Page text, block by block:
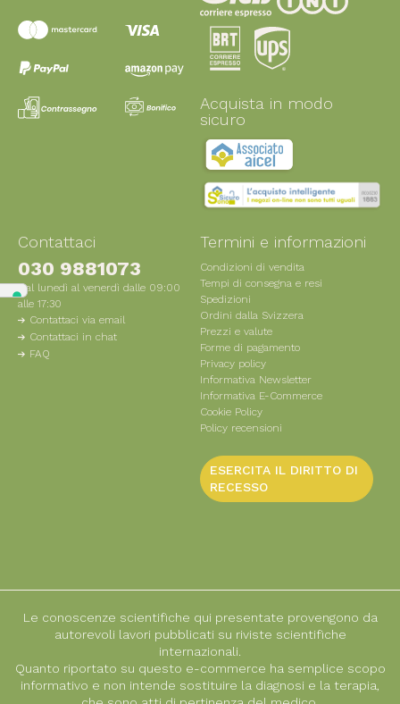
Acquista in modo
sicuro
Contattaci
030 9881073
Dal lunedì al venerdì dalle 09:00
alle 17:30
Contattaci via email
Contattaci in chat
FAQ
Termini e informazioni
Condizioni di vendita
Tempi di consegna e resi
Spedizioni
Ordini dalla Svizzera
Prezzi e valute
Forme di pagamento
Privacy policy
Informativa Newsletter
Informativa E-Commerce
Cookie Policy
Policy recensioni
ESERCITA IL DIRITTO DI
RECESSO
Le conoscenze scientifiche qui presentate provengono da
autorevoli lavori pubblicati su riviste scientifiche
internazionali.
Quanto riportato su questo e-commerce ha semplice scopo
informativo e non intende sostituire la diagnosi e la terapia,